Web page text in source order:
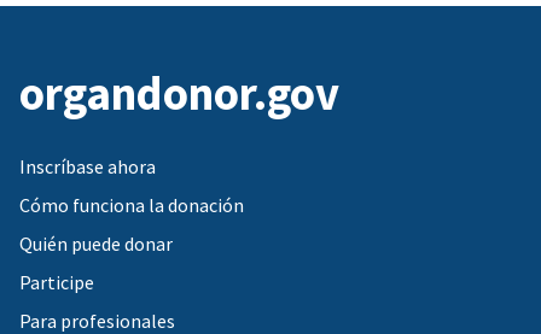
organdonor.gov
Inscríbase ahora
Cómo funciona la donación
Quién puede donar
Participe
Para profesionales